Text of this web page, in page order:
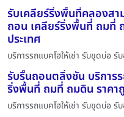
รับเคลียร์ริ่งพื้นที่คลองสา
ถอน เคลียร์ริ่งพื้นที่ ถมที่
ประเทศ
บริการรถแบคโฮให้เช่า รับขุดบ่อ
รับรื้นถอนตลิ่งชัน บริการ
ริ่งพื้นที่ ถมที่ ถมดิน ราคา
บริการรถแบคโฮให้เช่า รับขุดบ่อ